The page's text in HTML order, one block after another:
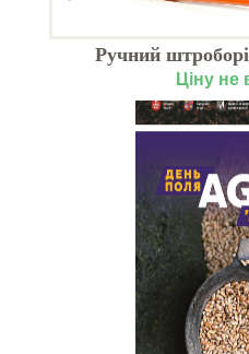
Ручний
Ціну не